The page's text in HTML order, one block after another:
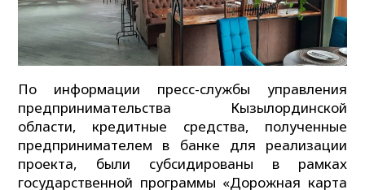
По информации пресс-службы управления
предпринимательства Кызылординской
области, кредитные средства, полученные
предпринимателем в банке для реализации
проекта, были субсидированы в рамках
государственной программы «Дорожная карта